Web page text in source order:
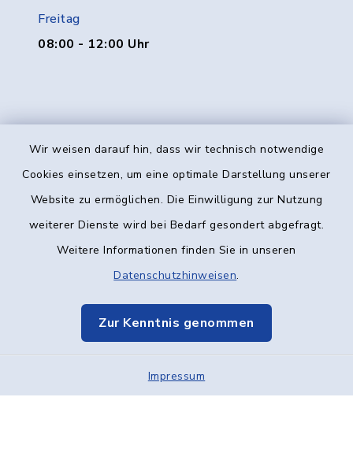
Wir weisen darauf hin, dass wir technisch notwendige
Cookies einsetzen, um eine optimale Darstellung unserer
Website zu ermöglichen. Die Einwilligung zur Nutzung
weiterer Dienste wird bei Bedarf gesondert abgefragt.
Weitere Informationen finden Sie in unseren
Datenschutzhinweisen.
Zur Kenntnis genommen
Impressum
Freitag
08:00 - 12:00 Uhr
Kontakt
Datenschutz
Elektronische Kommunikation
Sitemap